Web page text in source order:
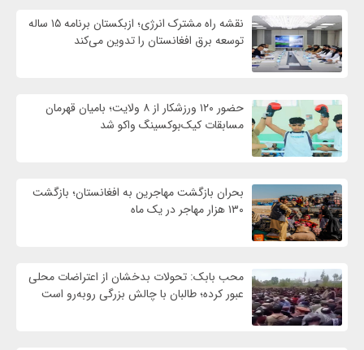
نقشه راه مشترک انرژی؛ ازبکستان برنامه ۱۵ ساله
توسعه برق افغانستان را تدوین می‌کند
حضور ۱۲۰ ورزشکار از ۸ ولایت؛ بامیان قهرمان
مسابقات کیک‌بوکسینگ واکو شد
بحران بازگشت مهاجرین به افغانستان؛ بازگشت
۱۳۰ هزار مهاجر در یک ماه
محب بابک: تحولات بدخشان از اعتراضات محلی
عبور کرده؛ طالبان با چالش بزرگی روبه‌رو است